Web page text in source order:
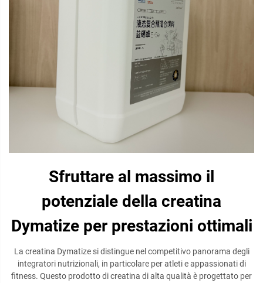
Sfruttare al massimo il
potenziale della creatina
Dymatize per prestazioni ottimali
La creatina Dymatize si distingue nel competitivo panorama degli
integratori nutrizionali, in particolare per atleti e appassionati di
fitness. Questo prodotto di creatina di alta qualità è progettato per